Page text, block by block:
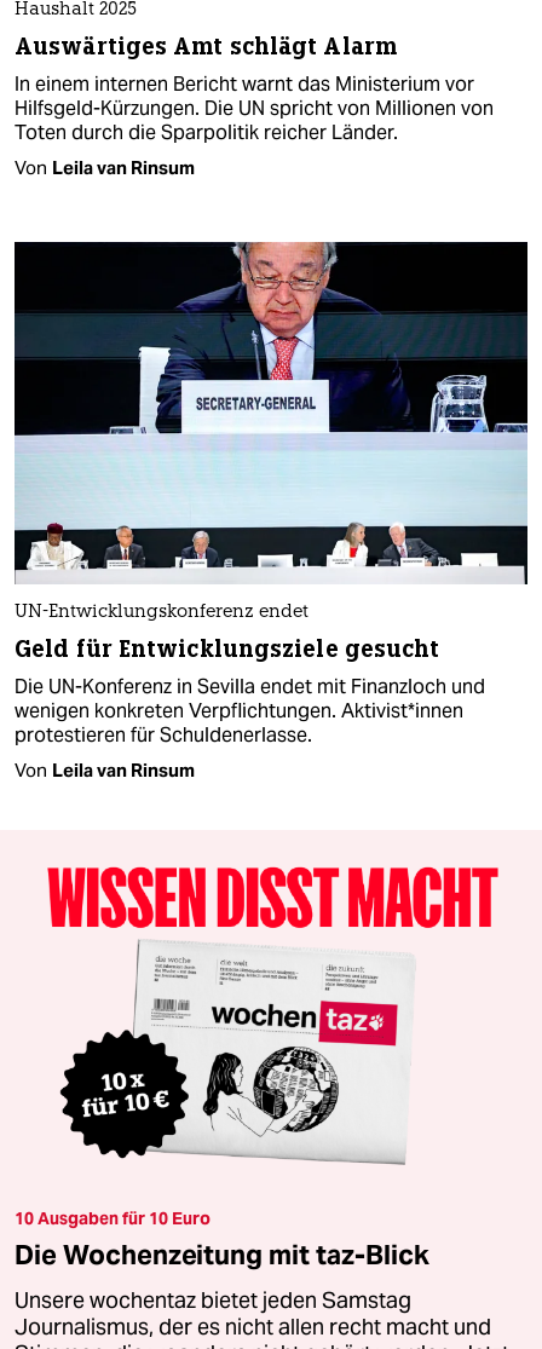
Haushalt 2025
Auswärtiges Amt schlägt Alarm
In einem internen Bericht warnt das Ministerium vor
Hilfsgeld-Kürzungen. Die UN spricht von Millionen von
Toten durch die Sparpolitik reicher Länder.
Von Leila van Rinsum
UN-Entwicklungskonferenz endet
Geld für Entwicklungs­ziele gesucht
Die UN-Konferenz in Sevilla endet mit Finanzloch und
wenigen konkreten Verpflichtungen. Ak­ti­vis­t*in­nen
protestieren für Schuldenerlasse.
Von Leila van Rinsum
10 Ausgaben für 10 Euro
Die Wochenzeitung mit taz-Blick
Unsere wochentaz bietet jeden Samstag
Journalismus, der es nicht allen recht macht und